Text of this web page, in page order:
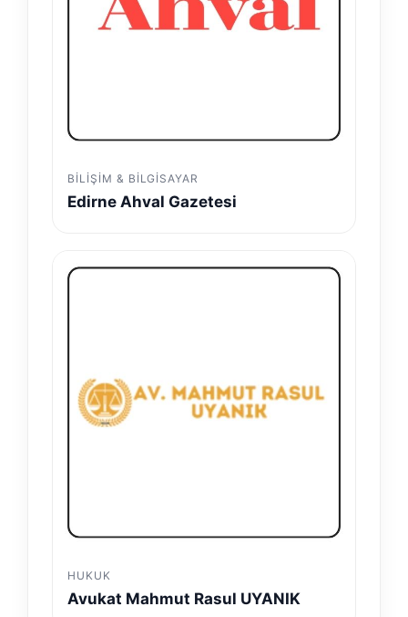
BILIŞIM & BILGISAYAR
Edirne Ahval Gazetesi
HUKUK
Avukat Mahmut Rasul UYANIK